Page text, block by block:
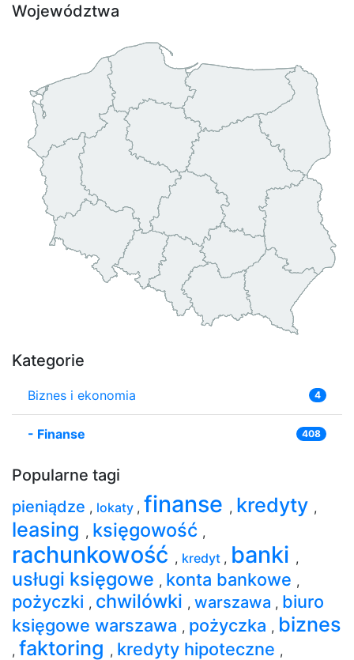
Województwa
Kategorie
Biznes i ekonomia 4
- Finanse 408
Popularne tagi
pieniądze , lokaty , finanse , kredyty ,
leasing , księgowość ,
rachunkowość , kredyt , banki ,
usługi księgowe , konta bankowe ,
pożyczki , chwilówki , warszawa , biuro
księgowe warszawa , pożyczka , biznes
, faktoring , kredyty hipoteczne ,